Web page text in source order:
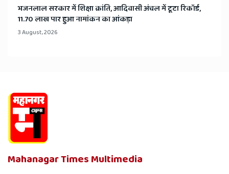
भजनलाल सरकार में शिक्षा क्रांति, आदिवासी अंचल में टूटा रिकॉर्ड,
11.70 लाख पार हुआ नामांकन का आंकड़ा
3 August, 2026
Mahanagar Times Multimedia